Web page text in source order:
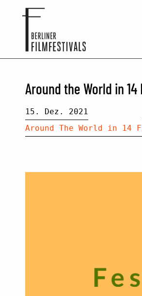
Around the World in
15. Dez. 2021
Around The World in 14